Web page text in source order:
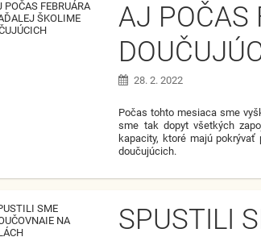
AJ POČAS
28. 2. 2022
Počas tohto mesiaca sme
sme tak dopyt všetkých
kapacity, ktoré majú
doučujúcich.
SPUSTILI